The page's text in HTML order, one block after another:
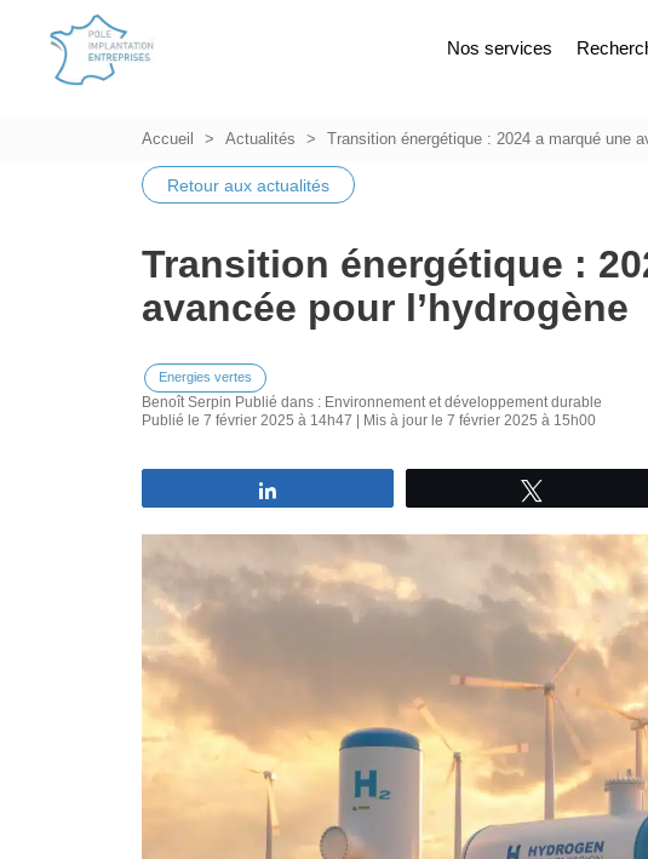
Nos services
Accueil Actualités Transition énergétique : 2024 a marqué une
Retour aux actualités
Transition énergétique :
avancée pour l’hydrogène
Energies vertes
Benoît Serpin Publié dans : Environnement et développement durable
Publié le 7 février 2025 à 14h47 | Mis à jour le 7 février 2025 à 15h00